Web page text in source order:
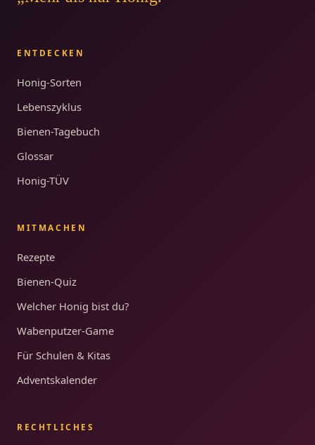
ENTDECKEN
Honig-Sorten
Lebenszyklus
Bienen-Tagebuch
Glossar
Honig-TÜV
MITMACHEN
Rezepte
Bienen-Quiz
Welcher Honig bist du?
Wabenputzer-Game
Für Schulen & Kitas
Adventskalender
RECHTLICHES